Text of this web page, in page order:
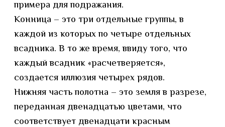
примера для подражания.
Конница – это три отдельные группы, в
каждой из которых по четыре отдельных
всадника. В то же время, ввиду того, что
каждый всадник «расчетверяется»,
создается иллюзия четырех рядов.
Нижняя часть полотна – это земля в разрезе,
переданная двенадцатью цветами, что
соответствует двенадцати красным